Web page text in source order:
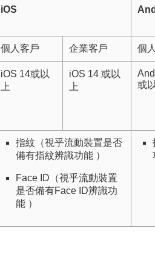
iOS
個人客戶 企業客戶 個
iOS 14或以
上
iOS 14 或以
上
或
指紋（視乎流動裝置是否
備有指紋辨識功能 ）
Face ID（視乎流動裝置
是否備有Face ID辨識功
能 ）